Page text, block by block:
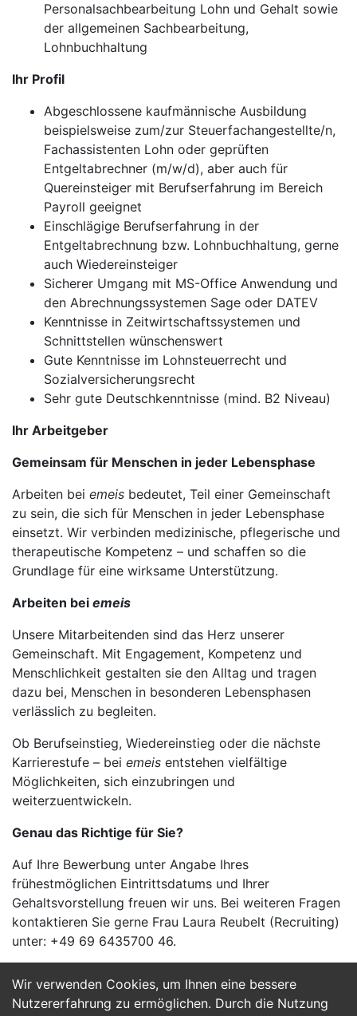
Wir verwenden Cookies, um Ihnen eine bessere
Nutzererfahrung zu ermöglichen. Durch die Nutzung
Personalsachbearbeitung Lohn und Gehalt sowie
der allgemeinen Sachbearbeitung,
Lohnbuchhaltung
Ihr Profil
Abgeschlossene kaufmännische Ausbildung
beispielsweise zum/zur Steuerfachangestellte/n,
Fachassistenten Lohn oder geprüften
Entgeltabrechner (m/w/d), aber auch für
Quereinsteiger mit Berufserfahrung im Bereich
Payroll geeignet
Einschlägige Berufserfahrung in der
Entgeltabrechnung bzw. Lohnbuchhaltung, gerne
auch Wiedereinsteiger
Sicherer Umgang mit MS-Office Anwendung und
den Abrechnungssystemen Sage oder DATEV
Kenntnisse in Zeitwirtschaftssystemen und
Schnittstellen wünschenswert
Gute Kenntnisse im Lohnsteuerrecht und
Sozialversicherungsrecht
Sehr gute Deutschkenntnisse (mind. B2 Niveau)
Ihr Arbeitgeber
Gemeinsam für Menschen in jeder Lebensphase
Arbeiten bei emeis bedeutet, Teil einer Gemeinschaft
zu sein, die sich für Menschen in jeder Lebensphase
einsetzt. Wir verbinden medizinische, pflegerische und
therapeutische Kompetenz – und schaffen so die
Grundlage für eine wirksame Unterstützung.
Arbeiten bei emeis
Unsere Mitarbeitenden sind das Herz unserer
Gemeinschaft. Mit Engagement, Kompetenz und
Menschlichkeit gestalten sie den Alltag und tragen
dazu bei, Menschen in besonderen Lebensphasen
verlässlich zu begleiten.
Ob Berufseinstieg, Wiedereinstieg oder die nächste
Karrierestufe – bei emeis entstehen vielfältige
Möglichkeiten, sich einzubringen und
weiterzuentwickeln.
Genau das Richtige für Sie?
Auf Ihre Bewerbung unter Angabe Ihres
frühestmöglichen Eintrittsdatums und Ihrer
Gehaltsvorstellung freuen wir uns. Bei weiteren Fragen
kontaktieren Sie gerne Frau Laura Reubelt (Recruiting)
unter: +49 69 6435700 46.
Jetzt Bewerben